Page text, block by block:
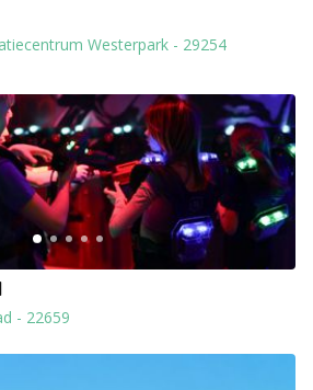
Westerpark - 29254
- 22659